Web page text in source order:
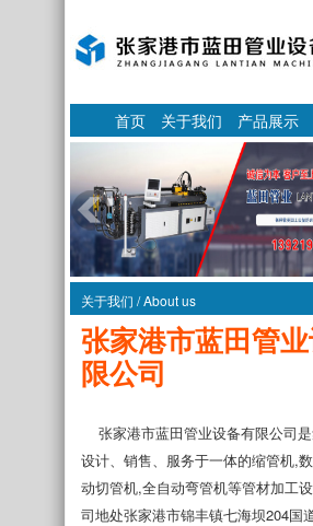
首页 关于我们 产品展示
关于我们 / About us
张家港市蓝田管
限公司
张家港市蓝田管业设备有限公司是
设计、销售、服务于一体的缩管机,
动切管机,全自动弯管机等管材加工
司地处张家港市锦丰镇七海坝204国